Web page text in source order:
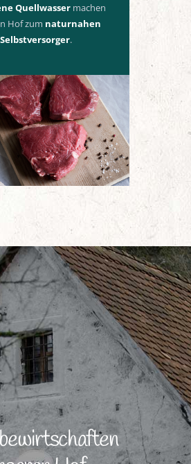
Quellwasser machen
Hof zum naturnahen
Selbstversorger.